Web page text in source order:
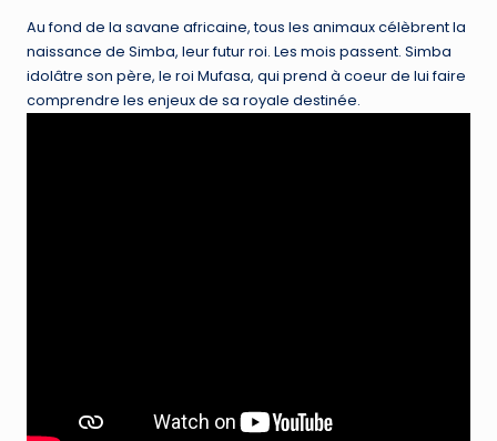
Au fond de la savane africaine, tous les animaux célèbrent la
naissance de Simba, leur futur roi. Les mois passent. Simba
idolâtre son père, le roi Mufasa, qui prend à coeur de lui faire
comprendre les enjeux de sa royale destinée.